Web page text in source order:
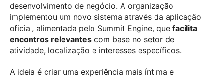
desenvolvimento de negócio. A organização
implementou um novo sistema através da aplicação
oficial, alimentada pelo Summit Engine, que facilita
encontros relevantes com base no setor de
atividade, localização e interesses específicos.
A ideia é criar uma experiência mais íntima e